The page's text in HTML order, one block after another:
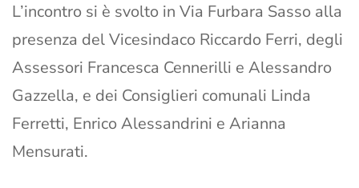
L’incontro si è svolto in Via Furbara Sasso alla
presenza del Vicesindaco Riccardo Ferri, degli
Assessori Francesca Cennerilli e Alessandro
Gazzella, e dei Consiglieri comunali Linda
Ferretti, Enrico Alessandrini e Arianna
Mensurati.